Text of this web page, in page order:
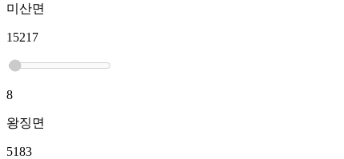
미산면
15217
8
왕징면
5183